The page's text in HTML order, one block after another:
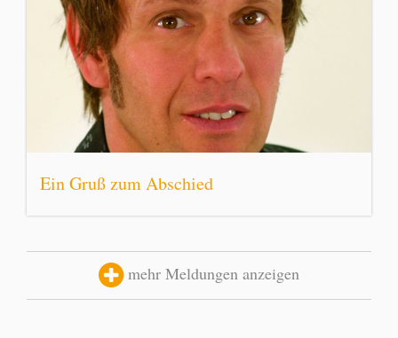
Ein Gruß zum Abschied
mehr Meldungen anzeigen